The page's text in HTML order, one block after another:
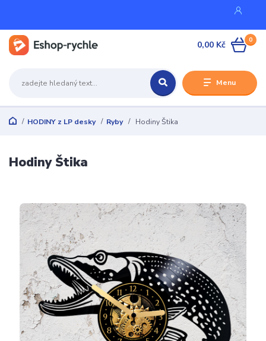
Menu
0
0,00 Kč
HODINY z LP desky Ryby Hodiny Štika
Hodiny Štika